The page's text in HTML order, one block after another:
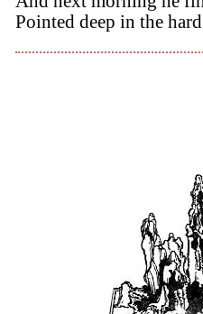
Pointed deep in the